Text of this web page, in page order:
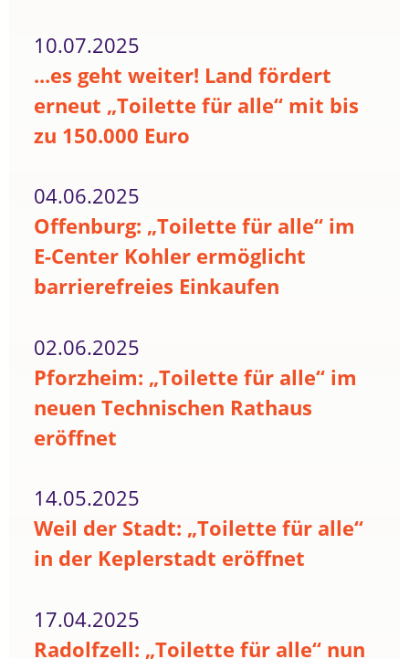
10.07.2025
...es geht weiter! Land fördert
erneut „Toilette für alle“ mit bis
zu 150.000 Euro
04.06.2025
Offenburg: „Toilette für alle“ im
E-Center Kohler ermöglicht
barrierefreies Einkaufen
02.06.2025
Pforzheim: „Toilette für alle“ im
neuen Technischen Rathaus
eröffnet
14.05.2025
Weil der Stadt: „Toilette für alle“
in der Keplerstadt eröffnet
17.04.2025
Radolfzell: „Toilette für alle“ nun